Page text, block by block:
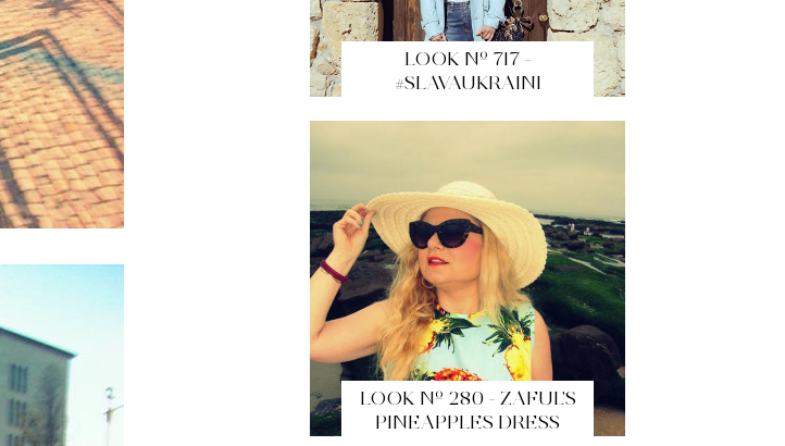
LOOK Nº 717 -
#SLAVAUKRAINI
LOOK Nº 280 - ZAFUL'S
PINEAPPLES DRESS